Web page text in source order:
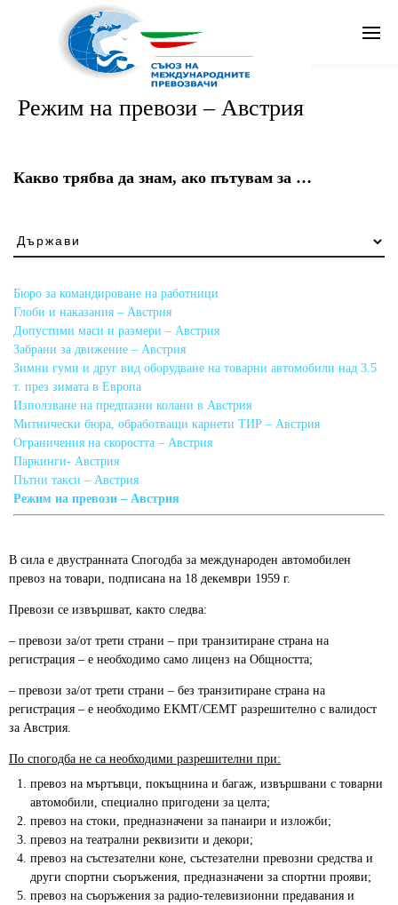
Режим на превози – Австрия
Какво трябва да знам, ако пътувам за …
Какво
трябва
знам,
ако
пътувам
за
…
Бюро за командироване на работници
Глоби и наказания – Австрия
Допустими маси и размери – Австрия
Забрани за движение – Австрия
Зимни гуми и друг вид оборудване на товарни автомобили над 3.5
т. през зимата в Европа
Използване на предпазни колани в Австрия
Митнически бюра, обработващи карнети ТИР – Австрия
Ограничения на скоростта – Австрия
Паркинги- Австрия
Пътни такси – Австрия
Режим на превози – Австрия
В сила е двустранната Спогодба за международен автомобилен
превоз на товари, подписана на 18 декември 1959 г.
Превози се извършват, както следва:
– превози за/от трети страни – при транзитиране страна на
регистрация – е необходимо само лиценз на Общността;
– превози за/от трети страни – без транзитиране страна на
регистрация – е необходимо EKMT/СЕМТ разрешително с валидост
за Австрия.
По спогодба не са необходими разрешителни при:
превоз на мъртъвци, покъщнина и багаж, извършвани с товарни
автомобили, специално пригодени за целта;
превоз на стоки, предназначени за панаири и изложби;
превоз на театрални реквизити и декори;
превоз на състезателни коне, състезателни превозни средства и
други спортни съоръжения, предназначени за спортни прояви;
превоз на съоръжения за радио-телевизионни предавания и